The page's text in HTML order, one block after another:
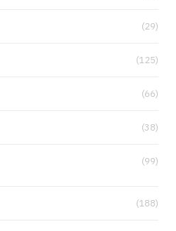
(29)
(125)
(66)
(38)
(99)
(188)